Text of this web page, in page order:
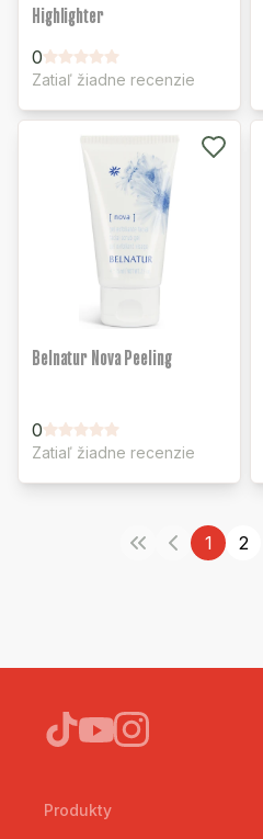
Highlighter
0
Zatiaľ žiadne recenzie
Belnatur Nova Peeling
0
Zatiaľ žiadne recenzie
1 2
Produkty